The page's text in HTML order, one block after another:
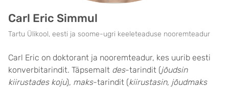
Carl Eric Simmul
Tartu Ülikool, eesti ja soome-ugri keeleteaduse nooremteadur
Carl Eric on doktorant ja nooremteadur, kes uurib eesti
konverbitarindit. Täpsemalt des-tarindit (jõudsin
kiirustades koju), maks-tarindit (kiirustasin, jõudmaks